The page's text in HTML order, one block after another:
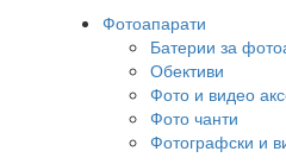
Фотоапарати
Батерии за
Обективи
Фото и видео
Фото чанти
Фотографски и